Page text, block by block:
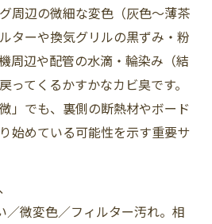
周辺の微細な変色（灰色～薄茶
ターや換気グリルの黒ずみ・粉
周辺や配管の水滴・輪染み（結
てくるかすかなカビ臭です。
」でも、裏側の断熱材やボード
始めている可能性を示す重要サ
／微変色／フィルター汚れ。相